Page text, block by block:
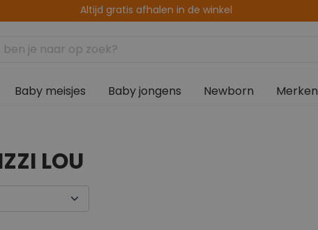
14 dagen retourtermijn
Baby meisjes Baby jongens Newborn Merken
LOU